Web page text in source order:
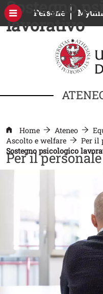
PersoneApri il
Home Ateneo
Ascolto e welfare
Per il
Sostegno psicologico
Sostegno
lavorativo
Per il